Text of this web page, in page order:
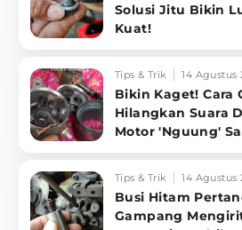
Solusi Jitu Bikin
Kuat!
Tips & Trik 14 Agustus
Bikin Kaget! Cara
Hilangkan Suara
Motor 'Nguung'
Tips & Trik 14 Agustus
Busi Hitam
Gampang